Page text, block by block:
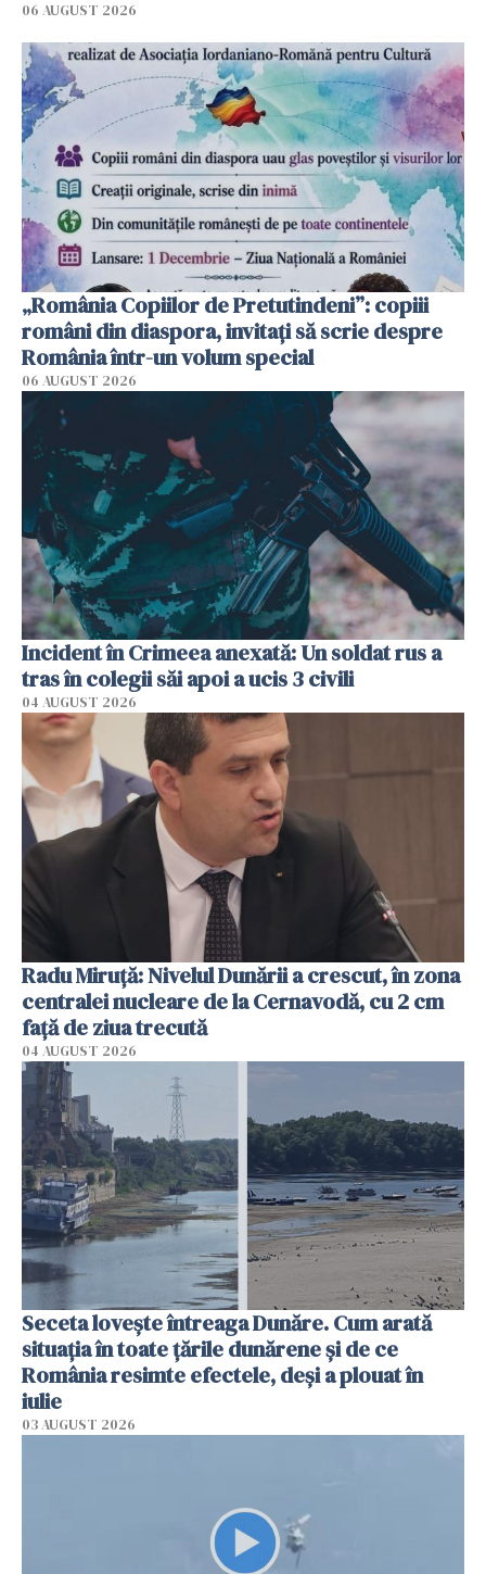
06 AUGUST 2026
„România Copiilor de Pretutindeni”: copiii
români din diaspora, invitați să scrie despre
România într-un volum special
06 AUGUST 2026
Incident în Crimeea anexată: Un soldat rus a
tras în colegii săi apoi a ucis 3 civili
04 AUGUST 2026
Radu Miruţă: Nivelul Dunării a crescut, în zona
centralei nucleare de la Cernavodă, cu 2 cm
faţă de ziua trecută
04 AUGUST 2026
Seceta lovește întreaga Dunăre. Cum arată
situația în toate țările dunărene și de ce
România resimte efectele, deși a plouat în
iulie
03 AUGUST 2026